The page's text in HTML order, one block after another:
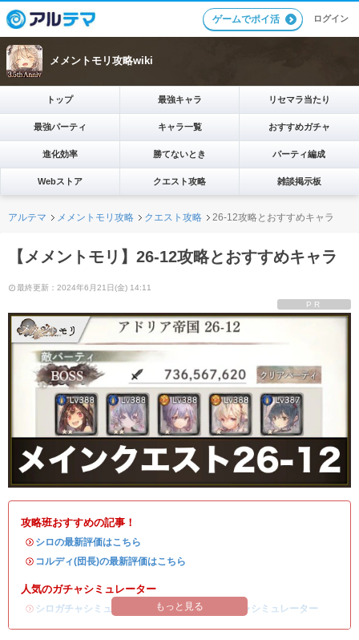
ゲームでポイ活 ログイン
メメントモリ攻略wiki
トップ 最強キャラ リセマラ当たり
最強パーティ キャラ一覧 おすすめガチャ
進化効率 勝てないとき パーティ編成
Webストア クエスト攻略 雑談掲示板
アルテマ メメントモリ攻略 クエスト攻略 26-12攻略とおすすめキャラ
【メメントモリ】26-12攻略とおすすめキャラ
最終更新：2024年6月21日(金) 14:11
PR
攻略班おすすめの記事！
・ シロの最新評価はこちら
・ コルディ(団長)の最新評価はこちら
人気のガチャシミュレーター
・ シロガチャシミュレーター /コルディ(団長)ガチャシミュレーター
もっと見る